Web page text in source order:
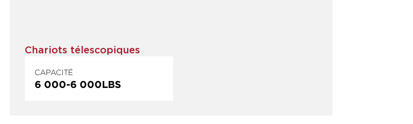
Chariots télescopiques
CAPACITÉ
6 000-6 000LBS